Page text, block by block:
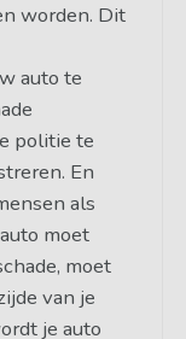
worden. Dit
auto te
politie te
En
als
moet
moet
van je
je auto